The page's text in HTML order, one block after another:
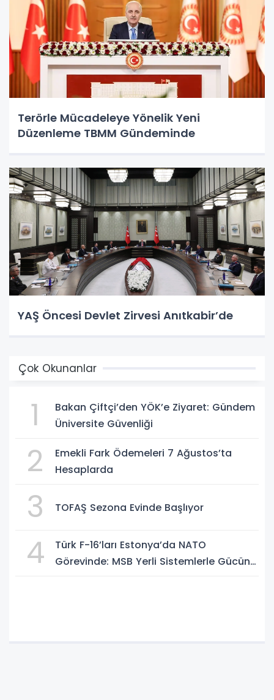
Terörle Mücadeleye Yönelik Yeni
Düzenleme TBMM Gündeminde
YAŞ Öncesi Devlet Zirvesi Anıtkabir’de
Çok Okunanlar
1
Bakan Çiftçi’den YÖK’e Ziyaret: Gündem
Üniversite Güvenliği
2
Emekli Fark Ödemeleri 7 Ağustos’ta
Hesaplarda
3 TOFAŞ Sezona Evinde Başlıyor
4
Türk F-16’ları Estonya’da NATO
Görevinde: MSB Yerli Sistemlerle Gücünü